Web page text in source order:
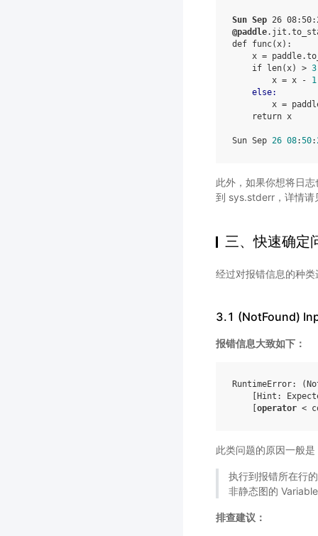
Sun Sep 26 08:50:
@paddle. jit .
def func( x):
x = paddle.
if len( x) > 3
x = x -
1
else:
x =
return x
Sun Sep 26 08:50:
此外，如果你想将日
到 sys.stderr，详情
三、快速确定
经过对报错信息的种
3.1 (NotFound)
报错信息大致如下：
RuntimeError: (
[Hint :
[operator <
此类问题的原因一般是
执行到报错所在行
非静态图的
排查建议：